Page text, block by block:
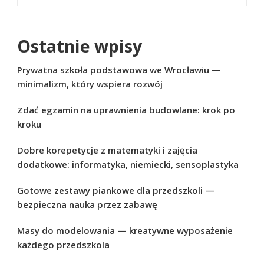
Ostatnie wpisy
Prywatna szkoła podstawowa we Wrocławiu —
minimalizm, który wspiera rozwój
Zdać egzamin na uprawnienia budowlane: krok po
kroku
Dobre korepetycje z matematyki i zajęcia
dodatkowe: informatyka, niemiecki, sensoplastyka
Gotowe zestawy piankowe dla przedszkoli —
bezpieczna nauka przez zabawę
Masy do modelowania — kreatywne wyposażenie
każdego przedszkola